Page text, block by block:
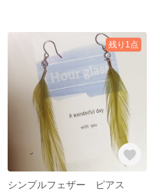
残り1点
シンプルフェザー ピアス